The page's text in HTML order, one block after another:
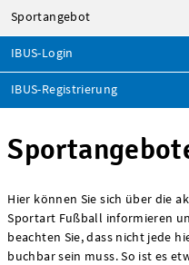
Sportangebot
IBUS-Login
IBUS-Registrierung
Hier können Sie sich über die
Sportart Fußball informieren
beachten Sie, dass nicht jede
buchbar sein muss. So ist es